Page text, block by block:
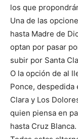
los que
Una de las
hasta Madre de
optan por pasar
subir por Santa
O la opción de al
Ponce, despedida
Clara y Los
quien piensa en
hasta Cruz Blanca.